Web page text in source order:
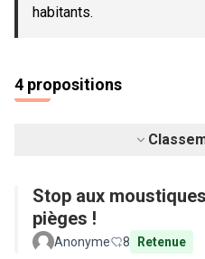
habitants.
4 propositions
Stop aux
pièges !
Anonyme 8 Retenue